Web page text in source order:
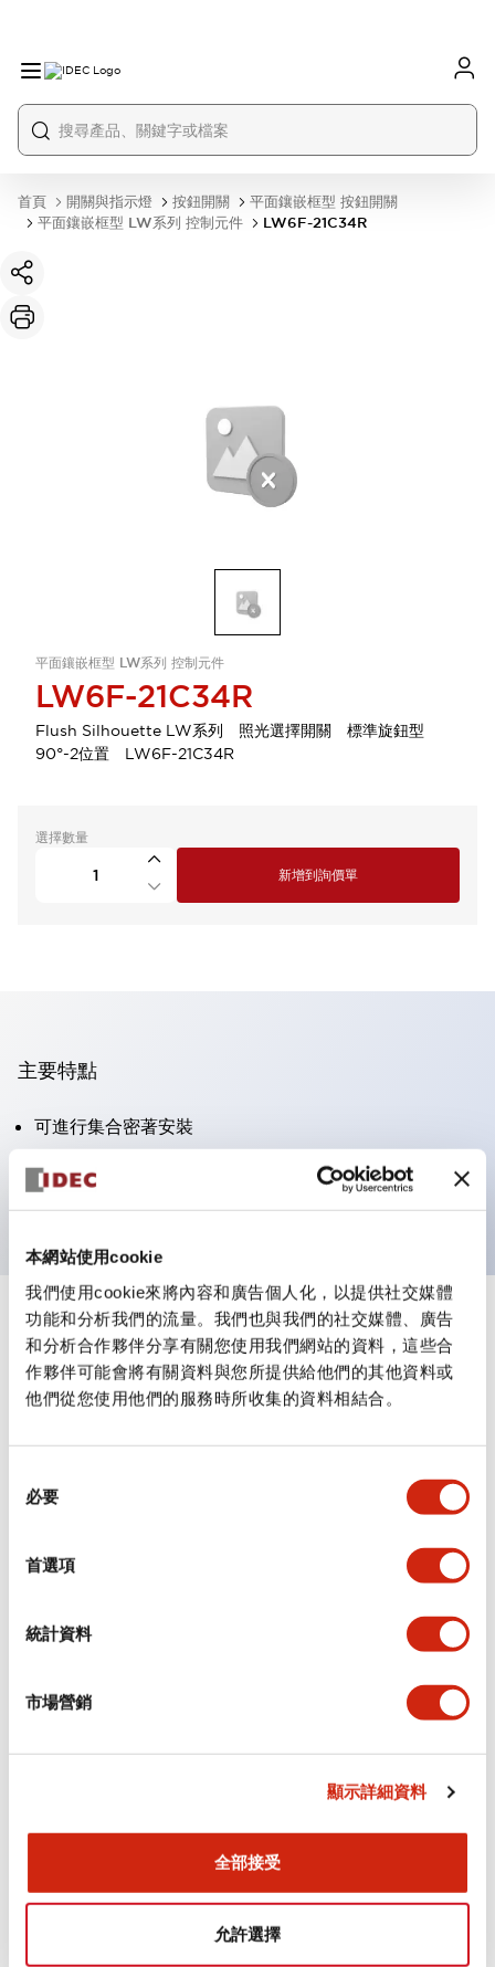
本網站使用cookie
我們使用cookie來將內容和廣告個人化，以提供社交媒體
功能和分析我們的流量。我們也與我們的社交媒體、廣告
和分析合作夥伴分享有關您使用我們網站的資料，這些合
作夥伴可能會將有關資料與您所提供給他們的其他資料或
他們從您使用他們的服務時所收集的資料相結合。
必要
首選項
統計資料
市場營銷
顯示詳細資料
全部接受
允許選擇
首頁 開關與指示燈 按鈕開關
平面鑲嵌框型 按鈕開關
平面鑲嵌框型 LW系列 控制元件
LW6F-21C34R
平面鑲嵌框型 LW系列 控制元件
LW6F-21C34R
Flush Silhouette LW系列 照光選擇開關 標準旋鈕型
90°-2位置 LW6F-21C34R
選擇數量
新增到詢價單
主要特點
可進行集合密著安裝
附鎖選擇開關採用高安全性的彈子鎖結構
防護結構為IP65（IEC60529）
規格 顯示全部
審美規範
環境規範
功能規格